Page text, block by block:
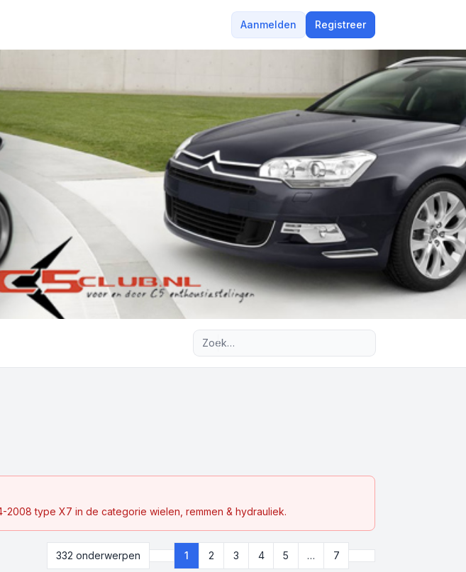
Aanmelden Registreer
type X7 in de categorie wielen, remmen & hydrauliek.
332 onderwerpen Pagina van
1 2 3 4 5 … 7